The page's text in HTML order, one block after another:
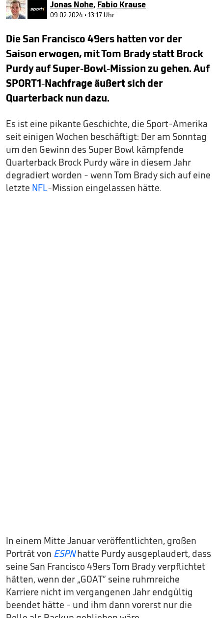
of
2
minutes,
seconds
Jonas Nohe, Fabio Krause
09.02.2024 • 13:17 Uhr
Die San Francisco 49ers hatten vor der
Saison erwogen, mit Tom Brady statt Brock
Purdy auf Super-Bowl-Mission zu gehen. Auf
SPORT1-Nachfrage äußert sich der
Quarterback nun dazu.
Es ist eine pikante Geschichte, die Sport-Amerika
seit einigen Wochen beschäftigt: Der am Sonntag
um den Gewinn des Super Bowl kämpfende
Quarterback Brock Purdy wäre in diesem Jahr
degradiert worden - wenn Tom Brady sich auf eine
letzte NFL-Mission eingelassen hätte.
In einem Mitte Januar veröffentlichten, großen
Porträt von ESPNhatte Purdy ausgeplaudert, dass
seine San Francisco 49ers Tom Brady verpflichtet
hätten, wenn der „GOAT“ seine ruhmreiche
Karriere nicht im vergangenen Jahr endgültig
beendet hätte - und ihm dann vorerst nur die